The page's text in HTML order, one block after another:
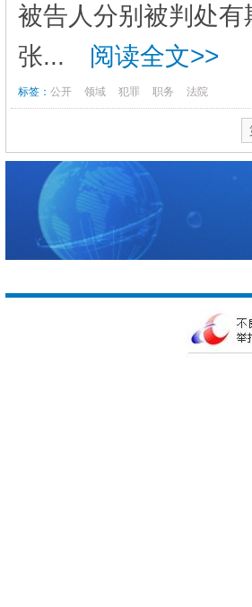
被告人分别被判处
张...
阅读全文>>
标签： 公开 领域 犯罪 职务 法院